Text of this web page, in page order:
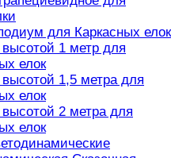
для Каркасных елок
1 метр для
елок
1,5 метра для
елок
2 метра для
елок